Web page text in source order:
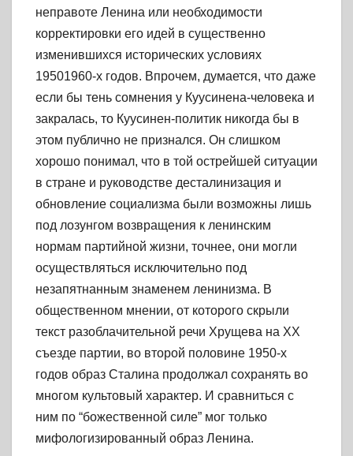
неправоте Ленина или необходимости
корректировки его идей в существенно
изменившихся исторических условиях
19501960-х годов. Впрочем, думается, что даже
если бы тень сомнения у Куусинена-человека и
закралась, то Куусинен-политик никогда бы в
этом публично не признался. Он слишком
хорошо понимал, что в той острейшей ситуации
в стране и руководстве десталинизация и
обновление социализма были возможны лишь
под лозунгом возвращения к ленинским
нормам партийной жизни, точнее, они могли
осуществляться исключительно под
незапятнанным знаменем ленинизма. В
общественном мнении, от которого скрыли
текст разоблачительной речи Хрущева на XX
съезде партии, во второй половине 1950-х
годов образ Сталина продолжал сохранять во
многом культовый характер. И сравниться с
ним по “божественной силе” мог только
мифологизированный образ Ленина.